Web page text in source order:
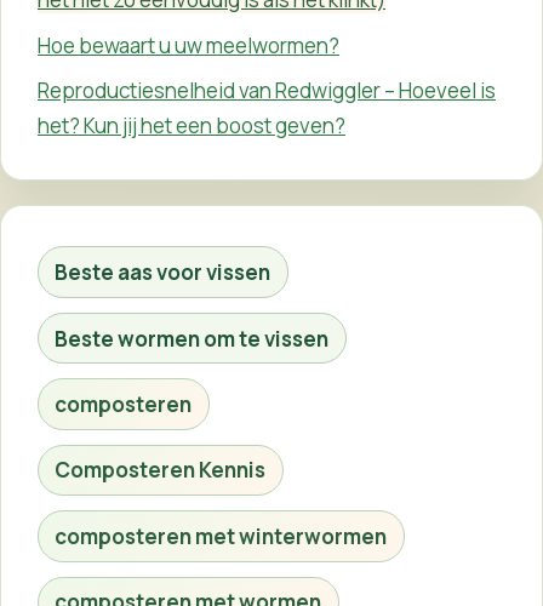
Hoe bewaart u uw meelwormen?
Reproductiesnelheid van Redwiggler – Hoeveel is
het? Kun jij het een boost geven?
Beste aas voor vissen
Beste wormen om te vissen
composteren
Composteren Kennis
composteren met winterwormen